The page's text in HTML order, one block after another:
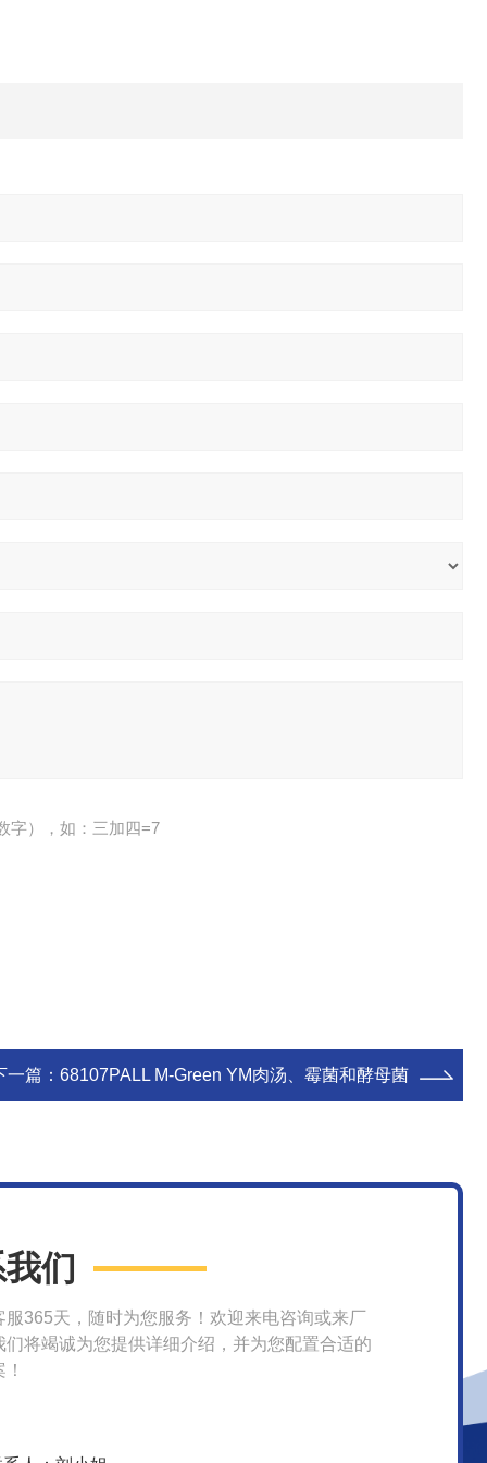
字），如：三加四=7
一篇： 68107PALL M-Green YM肉汤、霉菌和酵母菌
们
服365天，随时为您服务！欢迎来电咨询或来厂
们将竭诚为您提供详细介绍，并为您配置合适的